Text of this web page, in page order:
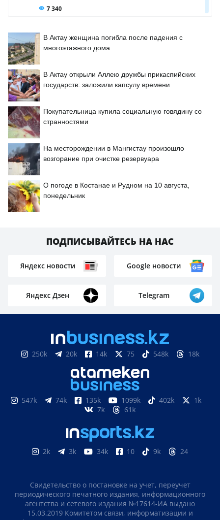
В Актау женщина погибла после падения с
многоэтажного дома
В Актау открыли Аллею дружбы прикаспийских
государств: заложили капсулу времени
Покупательница купила социальную говядину со
странностями
На месторождении в Мангистау произошло
возгорание при очистке резервуара
О погоде в Костанае и Рудном на 10 августа,
понедельник
ПОДПИСЫВАЙТЕСЬ НА НАС
Яндекс новости Google новости
Яндекс Дзен Telegram
250k 20k 14k 75 548k 18k
547k 74k 135k 1099k 402k
1k
7k
61k
2k 3k 34k 10 9k 24
Свидетельство о постановке на учет, переучет
периодического печатного издания, информационного
агентства и сетевого издания №17614-ИА выдано
15.03.2019 Комитетом связи, информатизации и